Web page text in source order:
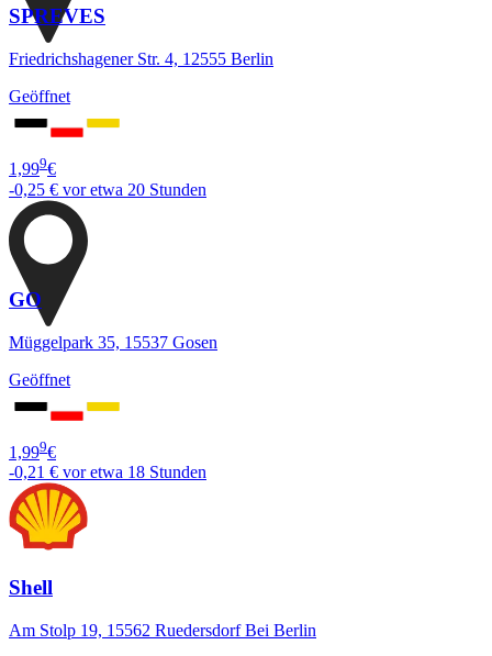
SPREVES
Friedrichshagener Str. 4, 12555 Berlin
Geöffnet
1,999€
-0,25 € vor etwa 20 Stunden
GO
Müggelpark 35, 15537 Gosen
Geöffnet
1,999€
-0,21 € vor etwa 18 Stunden
Shell
Am Stolp 19, 15562 Ruedersdorf Bei Berlin